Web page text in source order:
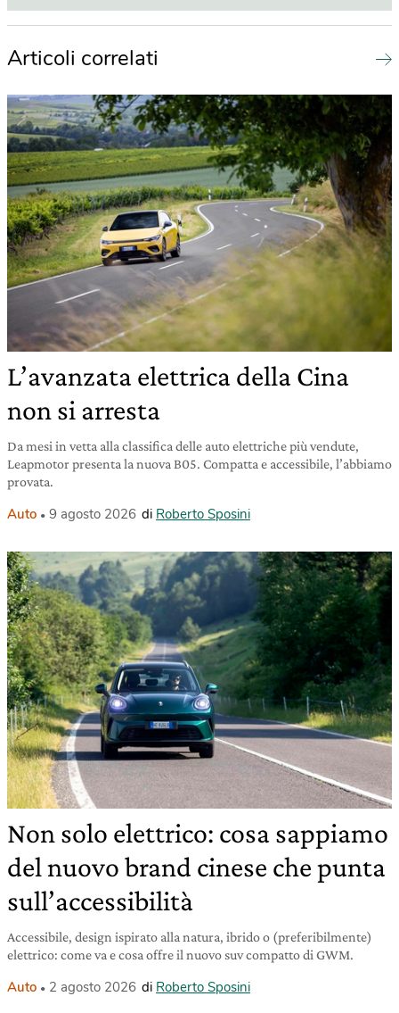
Articoli correlati
L’avanzata elettrica della Cina
non si arresta
Da mesi in vetta alla classifica delle auto elettriche più vendute,
Leapmotor presenta la nuova B05. Compatta e accessibile, l’abbiamo
provata.
Auto 9 agosto 2026 di Roberto Sposini
Non solo elettrico: cosa sappiamo
del nuovo brand cinese che punta
sull’accessibilità
Accessibile, design ispirato alla natura, ibrido o (preferibilmente)
elettrico: come va e cosa offre il nuovo suv compatto di GWM.
Auto 2 agosto 2026 di Roberto Sposini